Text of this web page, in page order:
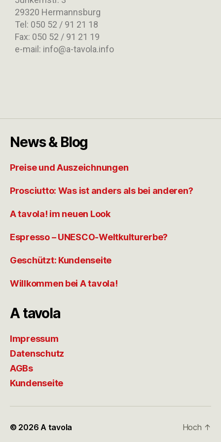
29320 Hermannsburg
Tel: 050 52 / 91 21 18
Fax: 050 52 / 91 21 19
e-mail: info@a-tavola.info
News & Blog
Preise und Auszeichnungen
Prosciutto: Was ist anders als bei anderen?
A tavola! im neuen Look
Espresso – UNESCO-Weltkulturerbe?
Geschützt: Kundenseite
Willkommen bei A tavola!
A tavola
Impressum
Datenschutz
AGBs
Kundenseite
© 2026 A tavola
Hoch ↑